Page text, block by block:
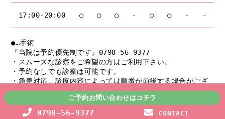
17:00-20:00 ○ ○ ○ - ○ ○ - -
●…手術
『当院は予約優先制です』0798-56-9377
・スムーズな診察をご希望の方はご利用下さい。
・予約なしでも診察は可能です。
・急患対応、診療内容によっては順番が前後する場合がござ
います。
ご理解のほど宜しくお願いします。
※休診時に対応をお願いしている病院のご紹介
ご予約お問い合わせはコチラ
0798-56-9377 CONTACT